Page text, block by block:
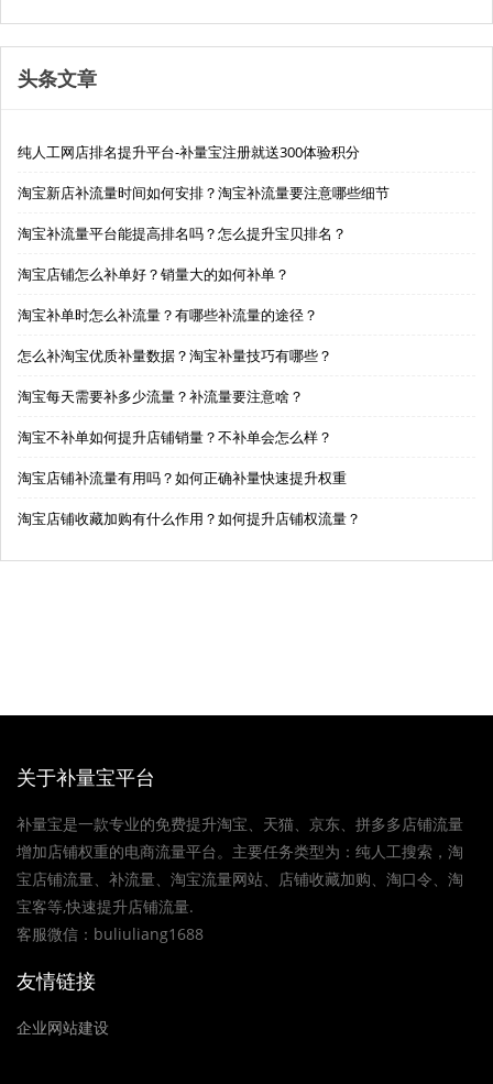
头条文章
纯人工网店排名提升平台-补量宝注册就送300体验积分
淘宝新店补流量时间如何安排？淘宝补流量要注意哪些细节
淘宝补流量平台能提高排名吗？怎么提升宝贝排名？
淘宝店铺怎么补单好？销量大的如何补单？
淘宝补单时怎么补流量？有哪些补流量的途径？
怎么补淘宝优质补量数据？淘宝补量技巧有哪些？
淘宝每天需要补多少流量？补流量要注意啥？
淘宝不补单如何提升店铺销量？不补单会怎么样？
淘宝店铺补流量有用吗？如何正确补量快速提升权重
淘宝店铺收藏加购有什么作用？如何提升店铺权流量？
关于补量宝平台
补量宝是一款专业的免费提升淘宝、天猫、京东、拼多多店铺流量
增加店铺权重的电商流量平台。主要任务类型为：纯人工搜索，淘
宝店铺流量、补流量、淘宝流量网站、店铺收藏加购、淘口令、淘
宝客等,快速提升店铺流量.
客服微信：buliuliang1688
友情链接
企业网站建设